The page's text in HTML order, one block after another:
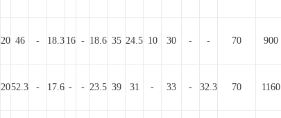
20 46 - 18.3 16 - 18.6 35 24.5 10 30 - - 70 900
2052.3 - 17.6 - - 23.5 39 31 - 33 - 32.3 70 1160